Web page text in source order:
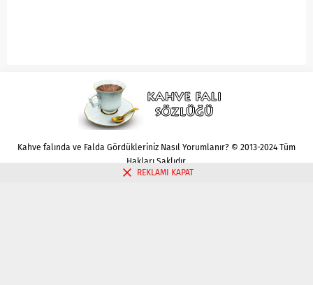
Kahve falında ve Falda Gördükleriniz Nasıl Yorumlanır? © 2013-2024 Tüm
Hakları Saklıdır.
REKLAMI KAPAT